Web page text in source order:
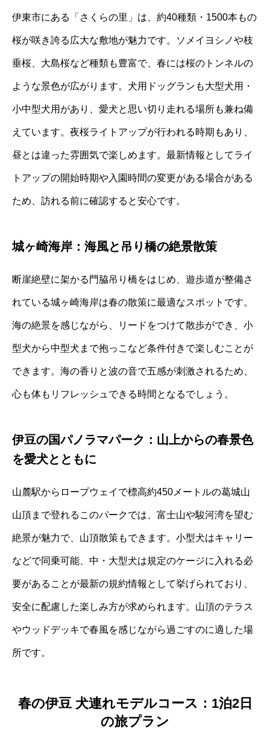
伊東市にある「さくらの里」は、約40種類・1500本もの
桜が咲き誇る広大な敷地が魅力です。ソメイヨシノや枝
垂桜、大島桜など種類も豊富で、春には桜のトンネルの
ような景色が広がります。犬用ドッグランも大型犬用・
小中型犬用があり、愛犬と思い切り走れる場所も兼ね備
えています。夜桜ライトアップが行われる時期もあり、
昼とは違った雰囲気で楽しめます。最新情報としてライ
トアップの開始時期や入園時間の変更がある場合がある
ため、訪れる前に確認すると安心です。
城ヶ崎海岸：海風と吊り橋の絶景散策
断崖絶壁に架かる門脇吊り橋をはじめ、遊歩道が整備さ
れている城ヶ崎海岸は春の散策に最適なスポットです。
海の絶景を感じながら、リードをつけて散歩ができ、小
型犬から中型犬まで抱っこなど条件付きで楽しむことが
できます。海の香りと波の音で五感が刺激されるため、
心も体もリフレッシュできる時間となるでしょう。
伊豆の国パノラマパーク：山上からの春景色
を愛犬とともに
山麓駅からロープウェイで標高約450メートルの葛城山
山頂まで登れるこのパークでは、富士山や駿河湾を望む
絶景が魅力で、山頂散策もできます。小型犬はキャリー
などで同乗可能、中・大型犬は規定のケージに入れる必
要があることが最新の規約情報として挙げられており、
安全に配慮した楽しみ方が求められます。山頂のテラス
やウッドデッキで春風を感じながら過ごすのに適した場
所です。
春の伊豆 犬連れモデルコース：1泊2日
の旅プラン